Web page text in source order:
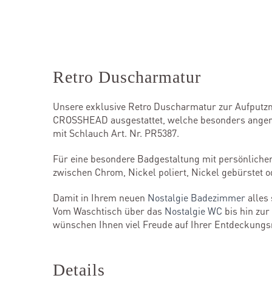
Retro Duscharmatur
Unsere exklusive Retro Duscharmatur zur
CROSSHEAD ausgestattet, welche besonders
mit Schlauch Art. Nr. PR5387.
Für eine besondere Badgestaltung mit
zwischen Chrom, Nickel poliert, Nickel gebürstet
Damit in Ihrem neuen Nostalgie Badezimmeralles
Vom Waschtisch über das Nostalgie WC bis hin zur
wünschen Ihnen viel Freude auf Ihrer
Details